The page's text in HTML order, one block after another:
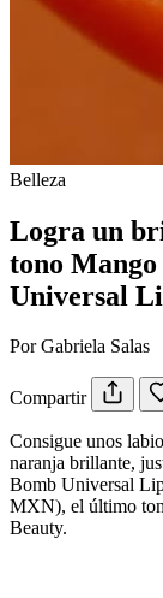
Belleza
Logra un
tono
Universal
Por Gabriela Salas
Compartir
Consigue unos
naranja brillante,
Bomb Universal
MXN), el último
Beauty.